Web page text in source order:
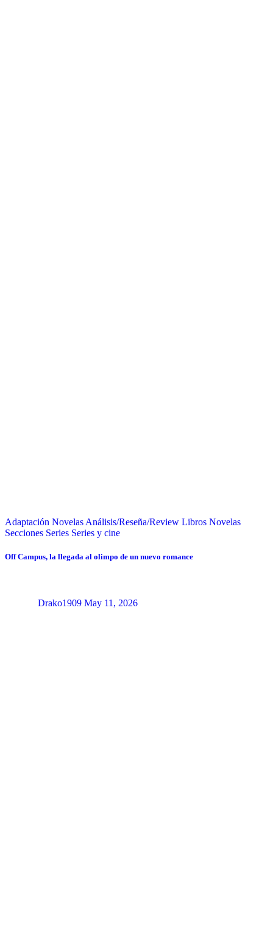
Adaptación Novelas Análisis/Reseña/Review Libros Novelas
Secciones Series Series y cine
Off Campus, la llegada al olimpo de un nuevo romance
Drako1909 May 11, 2026